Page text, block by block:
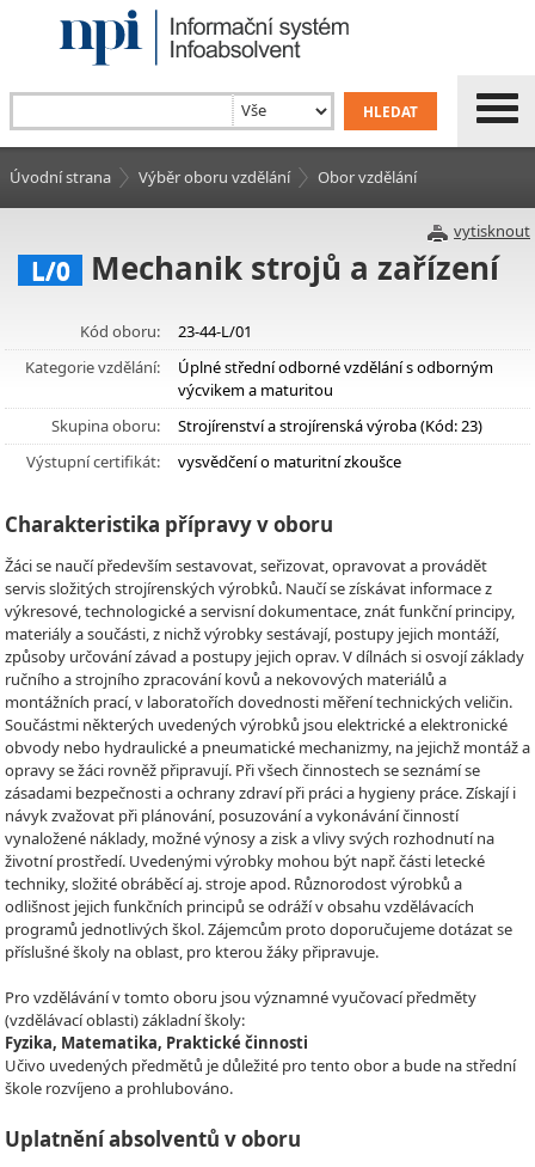
Úvodní strana Výběr oboru vzdělání Obor vzdělání
vytisknout
L/0 Mechanik strojů a zařízení
Kód oboru:
23-44-L/01
Kategorie vzdělání:
Úplné střední odborné vzdělání s odborným
výcvikem a maturitou
Skupina oboru:
Strojírenství a strojírenská výroba (Kód: 23)
Výstupní certifikát:
vysvědčení o maturitní zkoušce
Charakteristika přípravy v oboru
Žáci se naučí především sestavovat, seřizovat, opravovat a provádět
servis složitých strojírenských výrobků. Naučí se získávat informace z
výkresové, technologické a servisní dokumentace, znát funkční principy,
materiály a součásti, z nichž výrobky sestávají, postupy jejich montáží,
způsoby určování závad a postupy jejich oprav. V dílnách si osvojí základy
ručního a strojního zpracování kovů a nekovových materiálů a
montážních prací, v laboratořích dovednosti měření technických veličin.
Součástmi některých uvedených výrobků jsou elektrické a elektronické
obvody nebo hydraulické a pneumatické mechanizmy, na jejichž montáž a
opravy se žáci rovněž připravují. Při všech činnostech se seznámí se
zásadami bezpečnosti a ochrany zdraví při práci a hygieny práce. Získají i
návyk zvažovat při plánování, posuzování a vykonávání činností
vynaložené náklady, možné výnosy a zisk a vlivy svých rozhodnutí na
životní prostředí. Uvedenými výrobky mohou být např. části letecké
techniky, složité obráběcí aj. stroje apod. Různorodost výrobků a
odlišnost jejich funkčních principů se odráží v obsahu vzdělávacích
programů jednotlivých škol. Zájemcům proto doporučujeme dotázat se
příslušné školy na oblast, pro kterou žáky připravuje.
Pro vzdělávání v tomto oboru jsou významné vyučovací předměty
(vzdělávací oblasti) základní školy:
Fyzika, Matematika, Praktické činnosti
Učivo uvedených předmětů je důležité pro tento obor a bude na střední
škole rozvíjeno a prohlubováno.
Uplatnění absolventů v oboru